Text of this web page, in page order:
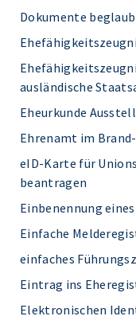
Dokumente
ausländische
Eheurkunde
Ehrenamt im
eID-Karte für
beantragen
Einbenennung
Einfache
einfaches
Eintrag ins
Elektronischen